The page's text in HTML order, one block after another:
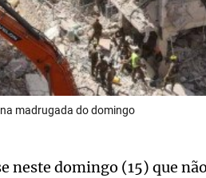
madrugada do domingo
neste domingo (15) que